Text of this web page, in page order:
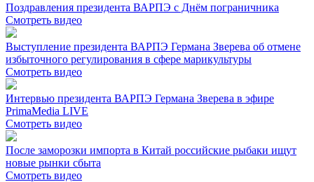
Поздравления президента ВАРПЭ с Днём пограничника
Смотреть видео
Выступление президента ВАРПЭ Германа Зверева об отмене
избыточного регулирования в сфере марикультуры
Смотреть видео
Интервью президента ВАРПЭ Германа Зверева в эфире
PrimaMedia LIVE
Смотреть видео
После заморозки импорта в Китай российские рыбаки ищут
новые рынки сбыта
Смотреть видео